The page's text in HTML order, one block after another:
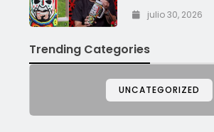
julio 30, 2026
Trending Categories
UNCATEGORIZED